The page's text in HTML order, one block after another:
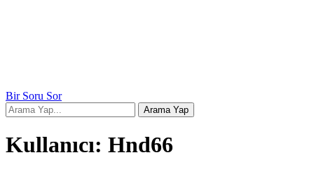
Bir Soru Sor
Kullanıcı: Hnd66